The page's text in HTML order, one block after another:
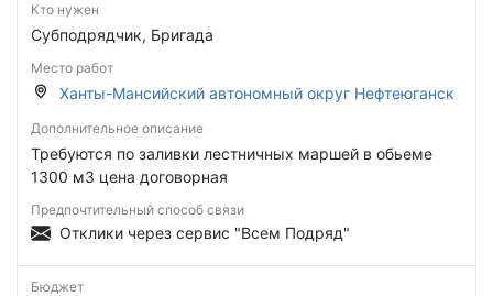
Кто нужен
Субподрядчик, Бригада
Место работ
Ханты-Мансийский автономный округ Нефтеюганск
Дополнительное описание
Требуются по заливки лестничных маршей в обьеме
1300 м3 цена договорная
Предпочтительный способ связи
Отклики через сервис "Всем Подряд"
Бюджет